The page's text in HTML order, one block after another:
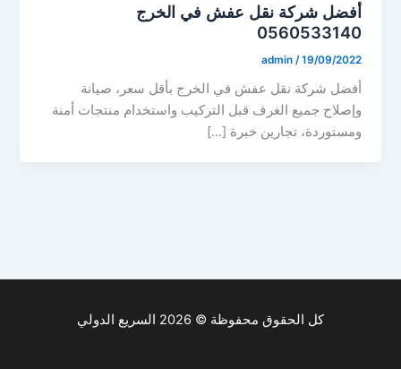
أفضل شركة نقل عفش في الخرج
0560533140
admin /19/09/2022
أفضل شركة نقل عفش في الخرج بأقل سعر، صيانة
وإصلاح جميع الغرف قبل التركيب واستخدام منتجات أمنة
ومستوردة، تجارين خبرة […]
كل الحقوق محفوظة © 2026 السريع الدولي